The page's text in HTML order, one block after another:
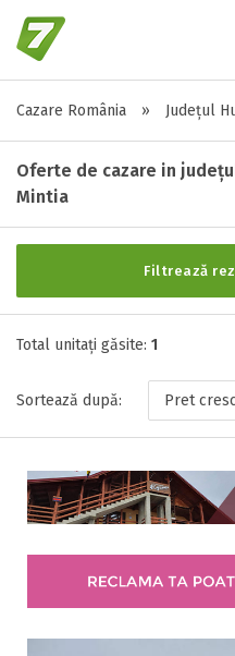
Cazare România » Județul
Oferte de cazare in
Mintia
Filtrează
Alte tipuri de unități
Toate tipurile de unitati
Pensiune agroturistic ( 1 )
Stele / margarete
Neclasificat
1 stea / margareta
2 stele / margarete
3 stele / margarete
4 stele / margarete
Selecteaza pretul
Total unitați găsite: 1
Sortează după: